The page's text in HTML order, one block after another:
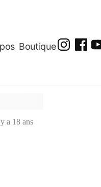
Boutique
a 18 ans